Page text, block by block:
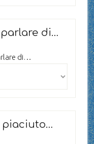
di…
di…
piaciuto…